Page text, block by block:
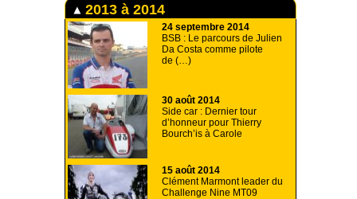
2013 à 2014
24 septembre 2014
BSB : Le parcours de Julien
Da Costa comme pilote
de (…)
30 août 2014
Side car : Dernier tour
d’honneur pour Thierry
Bourch’is à Carole
15 août 2014
Clément Marmont leader du
Challenge Nine MT09